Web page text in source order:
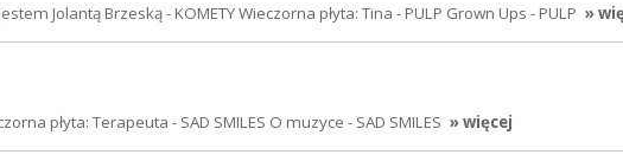
Jolantą Brzeską - KOMETY Wieczorna płyta: Tina - PULP Grown Ups - PULP »
płyta: Terapeuta - SAD SMILES O muzyce - SAD SMILES » więcej